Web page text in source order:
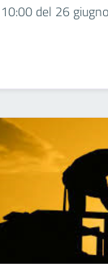
10:00 del 26